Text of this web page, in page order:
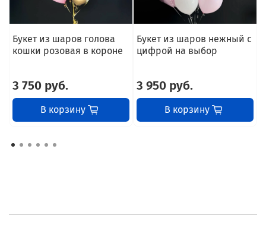
Букет из шаров голова
кошки розовая в короне
3 750 руб.
В корзину
Букет из шаров нежный с
цифрой на выбор
3 950 руб.
В корзину